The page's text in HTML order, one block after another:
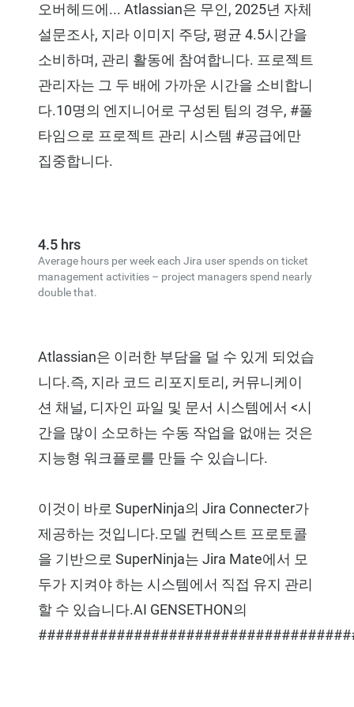
오버헤드에... Atlassian은 무인, 2025년 자체
설문조사, 지라 이미지 주당, 평균 4.5시간을
소비하며, 관리 활동에 참여합니다. 프로젝트
관리자는 그 두 배에 가까운 시간을 소비합니
다.10명의 엔지니어로 구성된 팀의 경우, #풀
타임으로 프로젝트 관리 시스템 #공급에만
집중합니다.
4.5 hrs
Average hours per week each Jira user spends on ticket
management activities – project managers spend nearly
double that.
Atlassian은 이러한 부담을 덜 수 있게 되었습
니다.즉, 지라 코드 리포지토리, 커뮤니케이
션 채널, 디자인 파일 및 문서 시스템에서 <시
간을 많이 소모하는 수동 작업을 없애는 것은
지능형 워크플로를 만들 수 있습니다.
이것이 바로 SuperNinja의 Jira Connecter가
제공하는 것입니다.모델 컨텍스트 프로토콜
을 기반으로 SuperNinja는 Jira Mate에서 모
두가 지켜야 하는 시스템에서 직접 유지 관리
할 수 있습니다.AI GENSETHON의